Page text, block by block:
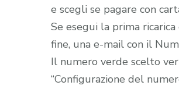
e scegli se pagare con
Se esegui la prima
fine, una e-mail con il
Il numero verde scelto
“Configurazione del